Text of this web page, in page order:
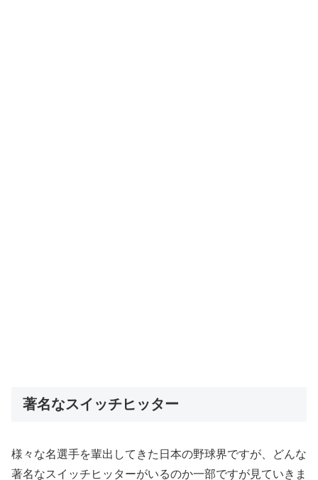
著名なスイッチヒッター
様々な名選手を輩出してきた日本の野球界ですが、どんな
著名なスイッチヒッターがいるのか一部ですが見ていきま